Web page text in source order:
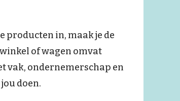
producten in, maak je de
of wagen omvat
vak, ondernemerschap en
doen.